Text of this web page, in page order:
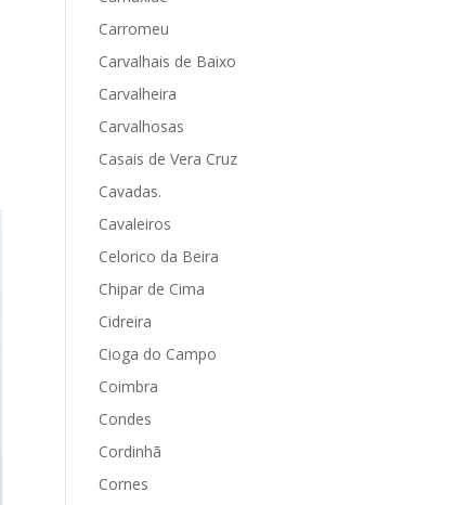
Carromeu
Carvalhais de Baixo
Carvalheira
Carvalhosas
Casais de Vera Cruz
Cavadas.
Cavaleiros
Celorico da Beira
Chipar de Cima
Cidreira
Cioga do Campo
Coimbra
Condes
Cordinhã
Cornes